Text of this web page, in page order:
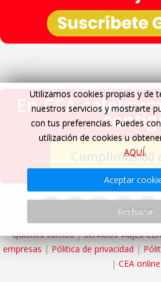
En CEA
Cumplimos 60
Quiénes somos|Servicios Viajes CEA
empresas | Pólitica de privacidad |
| CEA online
Utilizamos cookies propias y de
nuestros servicios y mostrarte
con tus preferencias. Puedes
utilización de cookies u
AQUÍ.
Aceptar
Rechazar